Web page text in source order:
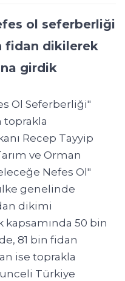
ol seferberliği
fidan dikilerek
girdik
Ol Seferberliği"
toprakla
Recep Tayyip
ve Orman
Nefes Ol"
genelinde
dikimi
50 bin
81 bin fidan
ise toprakla
Türkiye